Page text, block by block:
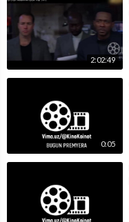
2:02:49
0:05